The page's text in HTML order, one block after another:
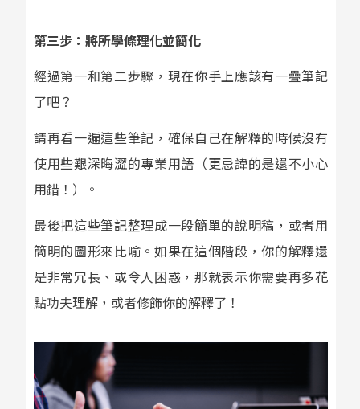
第三步：將所學條理化並簡化
經過第一和第二步驟，現在你手上應該有一疊筆記
了吧？
請再看一遍這些筆記，確保自己在解釋的時候沒有
使用些艱深晦澀的專業用語（更忌諱的是還不小心
用錯！）。
最後把這些筆記整理成一段簡單的說明稿，或者用
簡明的圖形來比喻。如果在這個階段，你的解釋還
是非常冗長、或令人困惑，那就表示你需要再多花
點功夫理解，或者修飾你的解釋了！